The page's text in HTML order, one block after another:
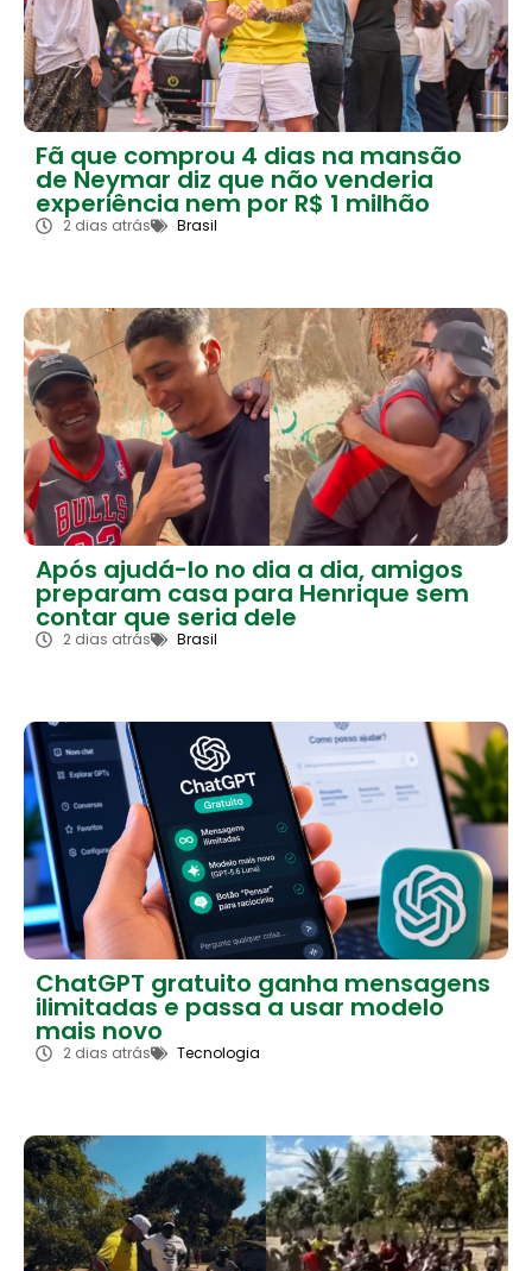
Fã que comprou 4 dias na mansão
de Neymar diz que não venderia
experiência nem por R$ 1 milhão
2 dias atrás Brasil
Após ajudá-lo no dia a dia, amigos
preparam casa para Henrique sem
contar que seria dele
2 dias atrás Brasil
ChatGPT gratuito ganha mensagens
ilimitadas e passa a usar modelo
mais novo
2 dias atrás Tecnologia